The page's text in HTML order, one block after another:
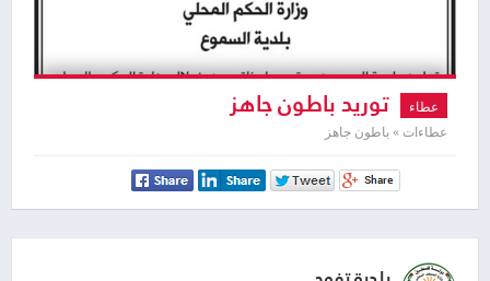
عطاء توريد باطون جاهز
عطاءات » باطون جاهز